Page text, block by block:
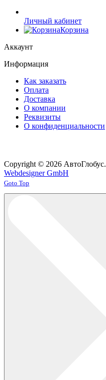
Личный кабинет
Корзина
Аккаунт
Информация
Как заказать
Оплата
Доставка
О компании
Реквизиты
О конфиденциальности
Copyright © 2026 АвтоГлобус.
Webdesigner GmbH
Joomla! 3 Templates
Goto Top